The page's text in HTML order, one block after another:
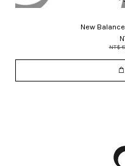
New
NT$